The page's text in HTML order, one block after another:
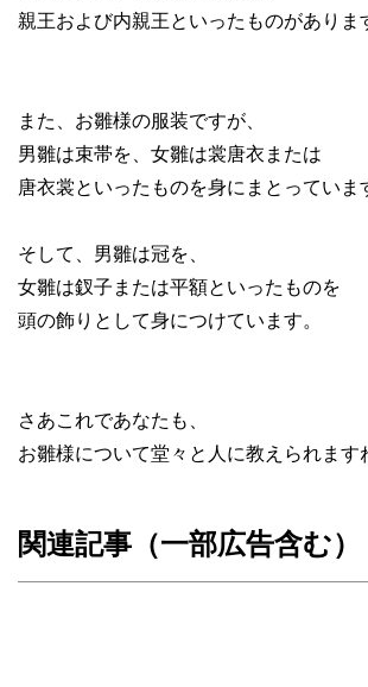
親王および内親王といったものがありま
また、お雛様の服装ですが、
男雛は束帯を、女雛は裳唐衣または
唐衣裳といったものを身にまとっていま
そして、男雛は冠を、
女雛は釵子または平額といったものを
頭の飾りとして身につけています。
さあこれであなたも、
お雛様について堂々と人に教えられます
関連記事（一部広告含む）